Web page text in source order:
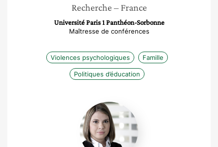
Recherche – France
Université Paris 1 Panthéon-Sorbonne
Maîtresse de conférences
Violences psychologiques Famille
Politiques d’éducation
Gisell
López
Baldera